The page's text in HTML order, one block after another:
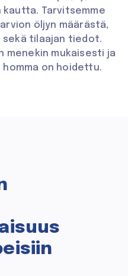
Tarvitsemme
öljyn määrästä,
tilaajan tiedot.
menekin mukaisesti ja
on hoidettu.